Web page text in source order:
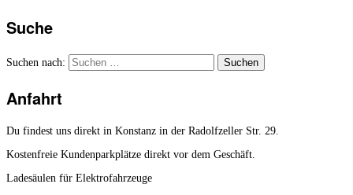
Suche
Suchen nach:
Anfahrt
Du findest uns direkt in Konstanz in der Radolfzeller Str. 29.
Kostenfreie Kundenparkplätze direkt vor dem Geschäft.
Ladesäulen für Elektrofahrzeuge